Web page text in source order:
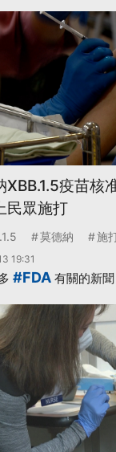
XBB.1.5疫苗核
民眾施打
莫德納 施
19:31
#FDA 有關的新聞